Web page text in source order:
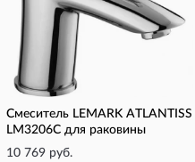
Смеситель LEMARK ATLANTISS
LM3206C для раковины
10 769 руб.